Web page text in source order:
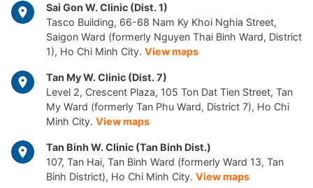
Sai Gon W. Clinic (Dist. 1)
Tasco Building, 66-68 Nam Ky Khoi Nghia Street,
Saigon Ward (formerly Nguyen Thai Binh Ward, District
1), Ho Chi Minh City. View maps
Tan My W. Clinic (Dist. 7)
Level 2, Crescent Plaza, 105 Ton Dat Tien Street, Tan
My Ward (formerly Tan Phu Ward, District 7), Ho Chi
Minh City. View maps
Tan Binh W. Clinic (Tan Binh Dist.)
107, Tan Hai, Tan Binh Ward (formerly Ward 13, Tan
Binh District), Ho Chi Minh City. View maps